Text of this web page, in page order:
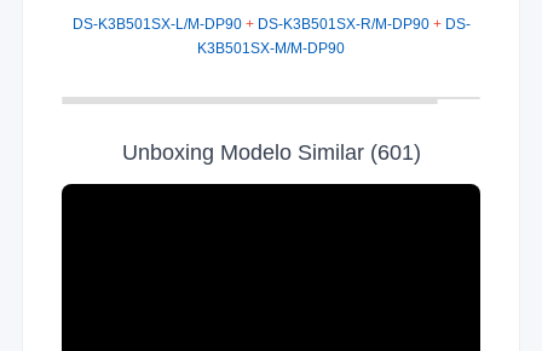
DS-K3B501SX-L/M-DP90 + DS-K3B501SX-R/M-DP90 + DS-
K3B501SX-M/M-DP90
Unboxing Modelo Similar (601)